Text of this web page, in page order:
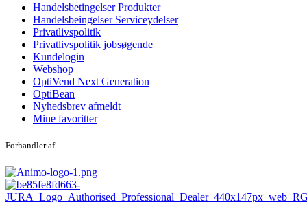
Handelsbetingelser Produkter
Handelsbeingelser Serviceydelser
Privatlivspolitik
Privatlivspolitik jobsøgende
Kundelogin
Webshop
OptiVend Next Generation
OptiBean
Nyhedsbrev afmeldt
Mine favoritter
Forhandler af